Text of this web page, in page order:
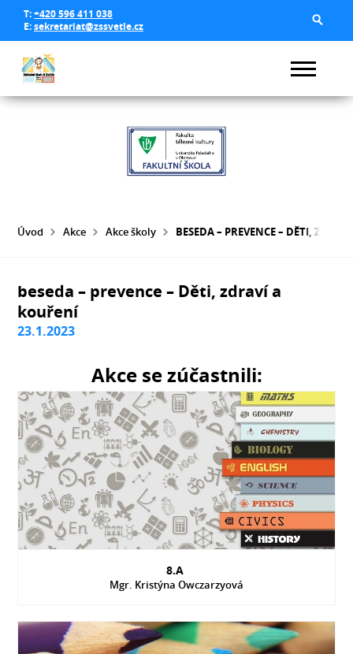
T:+420 596 411 038
E:sekretariat@zssvetle.cz
Úvod Akce Akce školy BESEDA – PREVENCE – DĚTI,
beseda – prevence – Děti, zdraví a
kouření
23.1.2023
Akce se zúčastnili:
8.A
Mgr. Kristýna Owczarzyová